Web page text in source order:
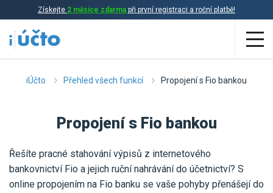
Získejte 2 měsíce zdarma při první registraci a roční platbě!
Aplikace
Daňová evidence
Fakturace
Přehled funkcí
iÚčto Přehled všech funkcí Propojení s Fio bankou
Propojení s Fio bankou
Řešíte pracné stahování výpisů z internetového
bankovnictví Fio a jejich ruční nahrávání do účetnictví? S
online propojením na Fio banku se vaše pohyby přenášejí do